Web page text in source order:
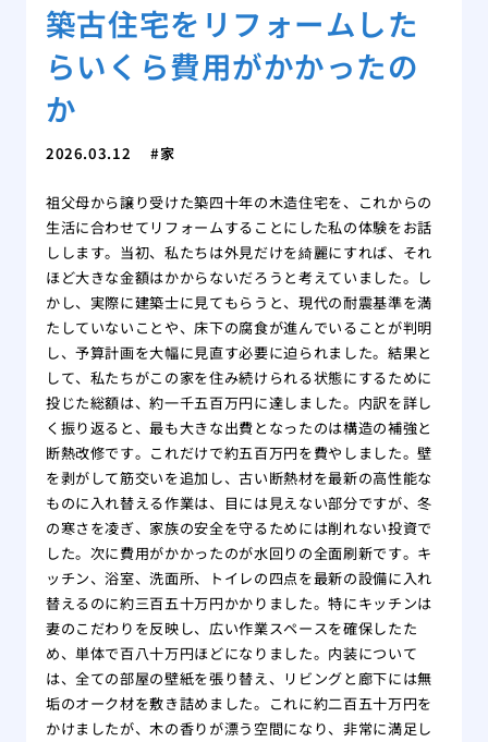
築古住宅をリフォームした
らいくら費用がかかったの
か
2026.03.12 家
祖父母から譲り受けた築四十年の木造住宅を、これからの
生活に合わせてリフォームすることにした私の体験をお話
しします。当初、私たちは外見だけを綺麗にすれば、それ
ほど大きな金額はかからないだろうと考えていました。し
かし、実際に建築士に見てもらうと、現代の耐震基準を満
たしていないことや、床下の腐食が進んでいることが判明
し、予算計画を大幅に見直す必要に迫られました。結果と
して、私たちがこの家を住み続けられる状態にするために
投じた総額は、約一千五百万円に達しました。内訳を詳し
く振り返ると、最も大きな出費となったのは構造の補強と
断熱改修です。これだけで約五百万円を費やしました。壁
を剥がして筋交いを追加し、古い断熱材を最新の高性能な
ものに入れ替える作業は、目には見えない部分ですが、冬
の寒さを凌ぎ、家族の安全を守るためには削れない投資で
した。次に費用がかかったのが水回りの全面刷新です。キ
ッチン、浴室、洗面所、トイレの四点を最新の設備に入れ
替えるのに約三百五十万円かかりました。特にキッチンは
妻のこだわりを反映し、広い作業スペースを確保したた
め、単体で百八十万円ほどになりました。内装について
は、全ての部屋の壁紙を張り替え、リビングと廊下には無
垢のオーク材を敷き詰めました。これに約二百五十万円を
かけましたが、木の香りが漂う空間になり、非常に満足し